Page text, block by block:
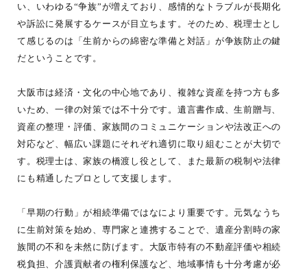
い、いわゆる“争族”が増えており、感情的なトラブルが長期化
や訴訟に発展するケースが目立ちます。そのため、税理士とし
て感じるのは「生前からの綿密な準備と対話」が争族防止の鍵
だということです。
大阪市は経済・文化の中心地であり、複雑な資産を持つ方も多
いため、一律の対策では不十分です。遺言書作成、生前贈与、
資産の整理・評価、家族間のコミュニケーションや法改正への
対応など、幅広い課題にそれぞれ適切に取り組むことが大切で
す。税理士は、家族の橋渡し役として、また最新の税制や法律
にも精通したプロとして支援します。
「早期の行動」が相続準備ではなにより重要です。元気なうち
に生前対策を始め、専門家と連携することで、遺産分割時の家
族間の不和を未然に防げます。大阪市特有の不動産評価や相続
税負担、介護貢献者の権利保護など、地域事情も十分考慮が必